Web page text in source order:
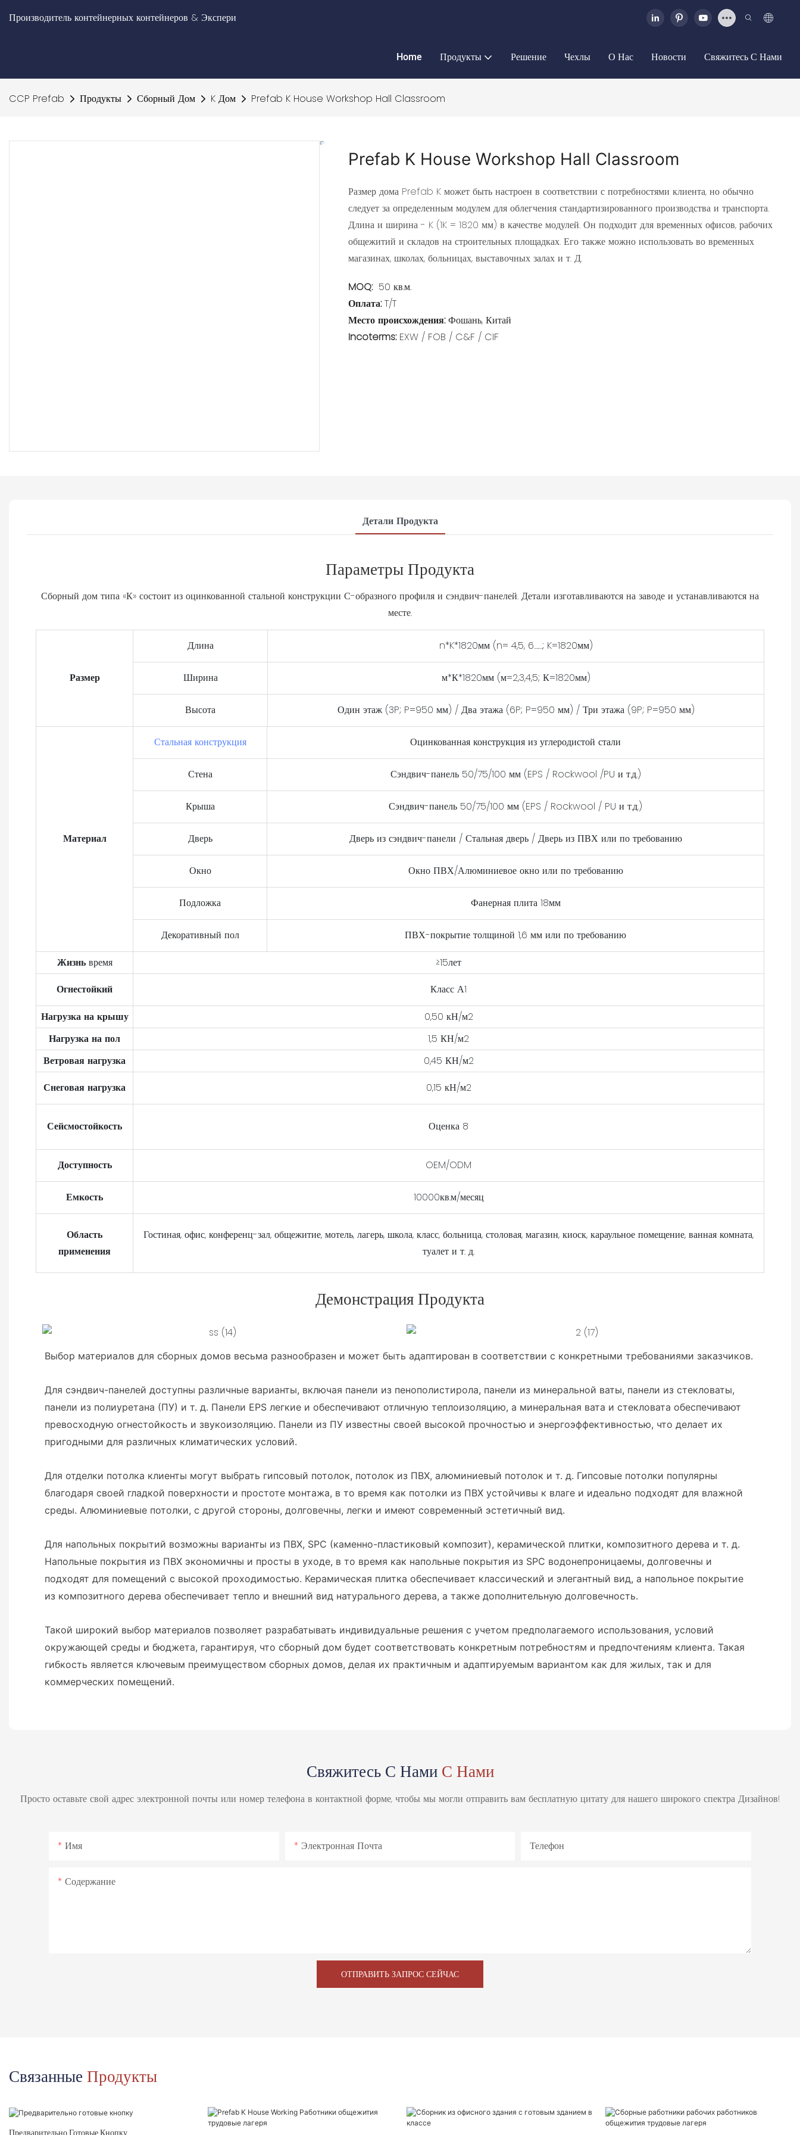
Производитель контейнерных контейнеров & Экспери
Home Продукты Решение Чехлы О Нас Новости Свяжитесь С Нами
CCP Prefab Продукты Сборный Дом K Дом Prefab K House Workshop Hall Classroom
Prefab K House Workshop Hall Classroom
Размер дома Prefab K может быть настроен в соответствии с потребностями клиента, но обычно
следует за определенным модулем для облегчения стандартизированного производства и транспорта.
Длина и ширина - K (1K = 1820 мм) в качестве модулей. Он подходит для временных офисов, рабочих
общежитий и складов на строительных площадках. Его также можно использовать во временных
магазинах, школах, больницах, выставочных залах и т. Д.
MOQ: 50 кв.м.
Оплата:T/T
Место происхождения:Фошань, Китай
Incoterms: EXW / FOB / C&F / CIF
Детали Продукта
Параметры Продукта
Сборный дом типа «К» состоит из оцинкованной стальной конструкции С-образного профиля и сэндвич-панелей. Детали изготавливаются на заводе и устанавливаются на
месте.
Размер
Длина n*K*1820мм (n= 4,5, 6……; K=1820мм)
Ширина м*К*1820мм (м=2,3,4,5; К=1820мм)
Высота Один этаж (3P; P=950 мм) / Два этажа (6P; P=950 мм) / Три этажа (9P; P=950 мм)
Материал
Стальная конструкция Оцинкованная конструкция из углеродистой стали
Стена Сэндвич-панель 50/75/100 мм (EPS / Rockwool /PU и т.д.)
Крыша Сэндвич-панель 50/75/100 мм (EPS / Rockwool / PU и т.д.)
Дверь Дверь из сэндвич-панели / Стальная дверь / Дверь из ПВХ или по требованию
Окно Окно ПВХ/Алюминиевое окно или по требованию
Подложка Фанерная плита 18мм
Декоративный пол
ПВХ-покрытие толщиной 1,6 мм или по требованию
Жизнь время
≥15лет
Огнестойкий
Класс А1
Нагрузка на крышу
0,50 кН/м2
Нагрузка на пол
1,5 КН/м2
Ветровая нагрузка
0,45 КН/м2
Снеговая нагрузка
0,15 кН/м2
Сейсмостойкость Оценка 8
Доступность OEM/ODM
Емкость 10000кв.м/месяц
Область
применения
Гостиная, офис, конференц-зал, общежитие, мотель, лагерь, школа, класс, больница, столовая, магазин, киоск, караульное помещение, ванная комната,
туалет и т. д.
Демонстрация Продукта
Выбор материалов для сборных домов весьма разнообразен и может быть адаптирован в соответствии с конкретными требованиями заказчиков.
Для сэндвич-панелей доступны различные варианты, включая панели из пенополистирола, панели из минеральной ваты, панели из стекловаты,
панели из полиуретана (ПУ) и т. д. Панели EPS легкие и обеспечивают отличную теплоизоляцию, а минеральная вата и стекловата обеспечивают
превосходную огнестойкость и звукоизоляцию. Панели из ПУ известны своей высокой прочностью и энергоэффективностью, что делает их
пригодными для различных климатических условий.
Для отделки потолка клиенты могут выбрать гипсовый потолок, потолок из ПВХ, алюминиевый потолок и т. д. Гипсовые потолки популярны
благодаря своей гладкой поверхности и простоте монтажа, в то время как потолки из ПВХ устойчивы к влаге и идеально подходят для влажной
среды. Алюминиевые потолки, с другой стороны, долговечны, легки и имеют современный эстетичный вид.
Для напольных покрытий возможны варианты из ПВХ, SPC (каменно-пластиковый композит), керамической плитки, композитного дерева и т. д.
Напольные покрытия из ПВХ экономичны и просты в уходе, в то время как напольные покрытия из SPC водонепроницаемы, долговечны и
подходят для помещений с высокой проходимостью. Керамическая плитка обеспечивает классический и элегантный вид, а напольное покрытие
из композитного дерева обеспечивает тепло и внешний вид натурального дерева, а также дополнительную долговечность.
Такой широкий выбор материалов позволяет разрабатывать индивидуальные решения с учетом предполагаемого использования, условий
окружающей среды и бюджета, гарантируя, что сборный дом будет соответствовать конкретным потребностям и предпочтениям клиента. Такая
гибкость является ключевым преимуществом сборных домов, делая их практичным и адаптируемым вариантом как для жилых, так и для
коммерческих помещений.
Свяжитесь С Нами С Нами
Просто оставьте свой адрес электронной почты или номер телефона в контактной форме, чтобы мы могли отправить вам бесплатную цитату для нашего широкого спектра Дизайнов!
Имя Электронная Почта Телефон
Содержание
ОТПРАВИТЬ ЗАПРОС СЕЙЧАС
Связанные Продукты